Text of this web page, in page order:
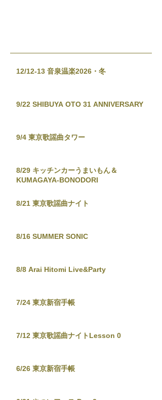
12/12-13 音泉温楽2026・冬
9/22 SHIBUYA OTO 31 ANNIVERSARY
9/4 東京歌謡曲タワー
8/29 キッチンカーうまいもん＆
KUMAGAYA-BONODORI
8/21 東京歌謡曲ナイト
8/16 SUMMER SONIC
8/8 Arai Hitomi Live&Party
7/24 東京新宿手帳
7/12 東京歌謡曲ナイトLesson 0
6/26 東京新宿手帳